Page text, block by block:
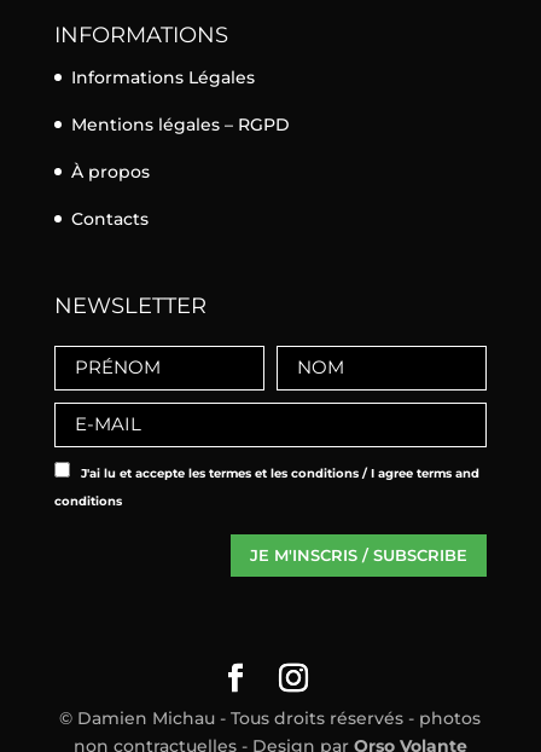
INFORMATIONS
Informations Légales
Mentions légales – RGPD
À propos
Contacts
NEWSLETTER
J'ai lu et accepte les termes et les conditions / I agree terms and
conditions
© Damien Michau - Tous droits réservés - photos
non contractuelles - Design par Orso Volante